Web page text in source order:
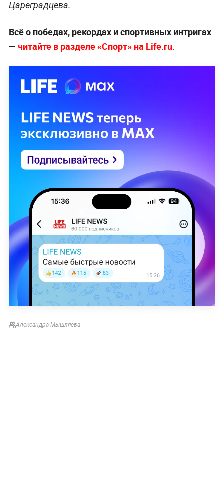
Цареградцева.
Всё о победах, рекордах и спортивных интригах
— читайте в разделе «Спорт» на Life.ru.
Александра Мышляева